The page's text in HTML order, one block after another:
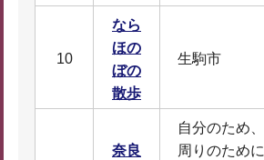
10
なら
ほの
ぼの
散歩
生駒市
奈良
自分のため、
周りのために